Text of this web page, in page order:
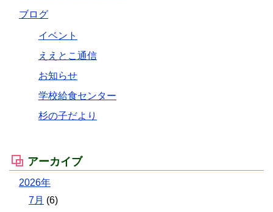
ブログ
イベント
ええとこ通信
お知らせ
学校給食センター
杉の子だより
アーカイブ
2026年
7月 (6)